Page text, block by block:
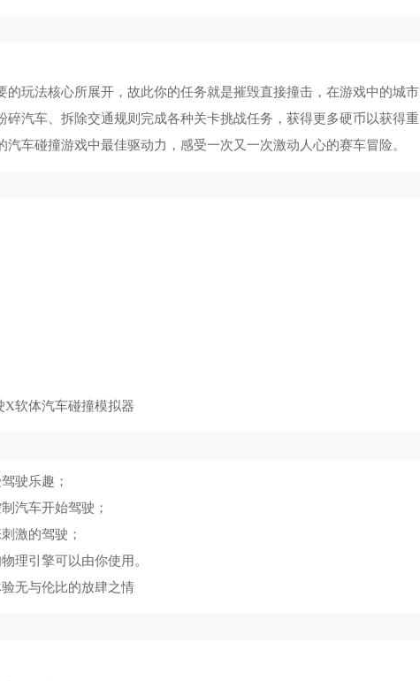
玩法核心所展开，故此你的任务就是摧毁直接撞击，在游戏中的城市
汽车、拆除交通规则完成各种关卡挑战任务，获得更多硬币以获得重
车碰撞游戏中最佳驱动力，感受一次又一次激动人心的赛车冒险。
驶乐趣；
汽车开始驾驶；
激的驾驶；
理引擎可以由你使用。
无与伦比的放肆之情